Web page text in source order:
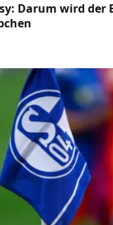
Darum wird der